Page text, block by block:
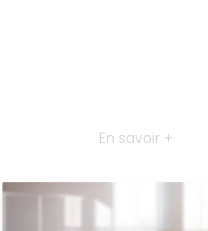
En savoir +